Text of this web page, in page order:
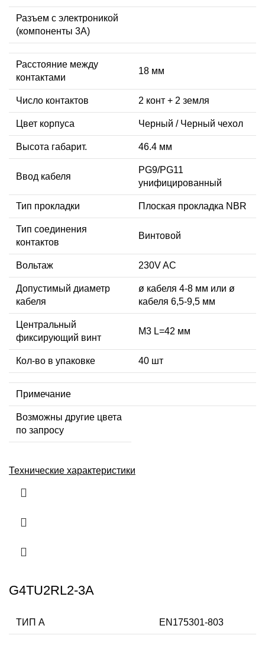
Разъем с электроникой
(компоненты 3A)
Расстояние между
контактами
18 мм
Число контактов 2 конт + 2 земля
Цвет корпуса Черный / Черный чехол
Высота габарит. 46.4 мм
Ввод кабеля
PG9/PG11
унифицированный
Тип прокладки Плоская прокладка NBR
Тип соединения
контактов
Винтовой
Вольтаж 230V AC
Допустимый диаметр
кабеля
ø кабеля 4-8 мм или ø
кабеля 6,5-9,5 мм
Центральный
фиксирующий винт
М3 L=42 мм
Кол-во в упаковке 40 шт
Примечание
Возможны другие цвета
по запросу
Технические характеристики
G4TU2RL2-3A
ТИП А EN175301-803